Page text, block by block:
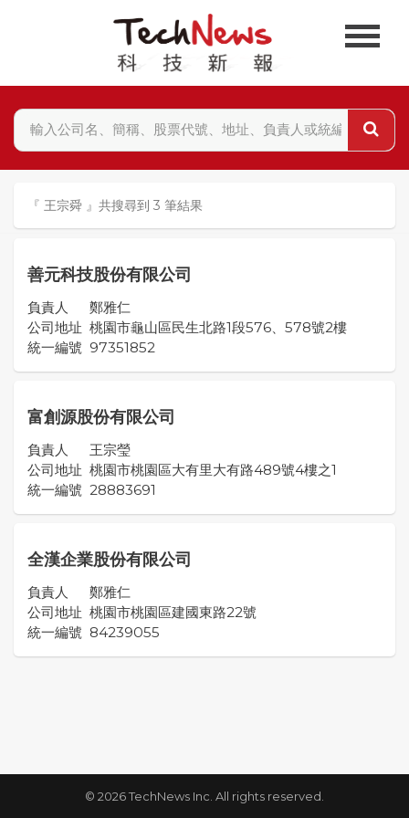
『 王宗舜 』共搜尋到 3 筆結果
善元科技股份有限公司
負責人
鄭雅仁
公司地址 桃園市龜山區民生北路1段576、578號2樓
統一編號 97351852
富創源股份有限公司
負責人
王宗瑩
公司地址 桃園市桃園區大有里大有路489號4樓之1
統一編號 28883691
全漢企業股份有限公司
負責人
鄭雅仁
公司地址 桃園市桃園區建國東路22號
統一編號 84239055
© 2026 TechNews Inc. All rights reserved.